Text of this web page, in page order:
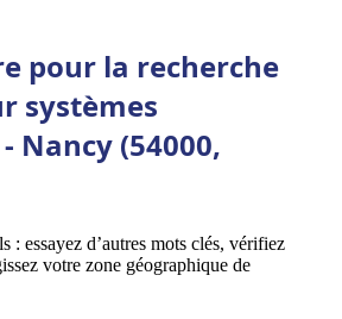
pour la recherche
systèmes
Nancy (54000,
: essayez d’autres mots clés, vérifiez
votre zone géographique de